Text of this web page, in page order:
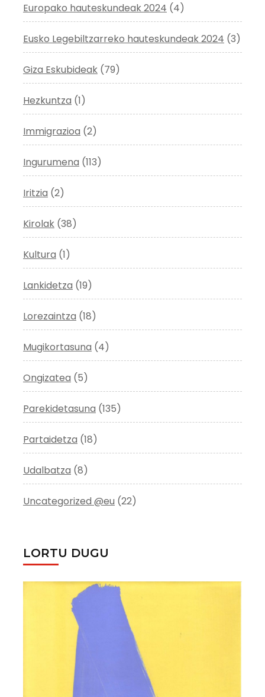
Europako hauteskundeak 2024 (4)
Eusko Legebiltzarreko hauteskundeak 2024 (3)
Giza Eskubideak (79)
Hezkuntza (1)
Immigrazioa (2)
Ingurumena (113)
Iritzia (2)
Kirolak (38)
Kultura (1)
Lankidetza (19)
Lorezaintza (18)
Mugikortasuna (4)
Ongizatea (5)
Parekidetasuna (135)
Partaidetza (18)
Udalbatza (8)
Uncategorized @eu (22)
LORTU DUGU